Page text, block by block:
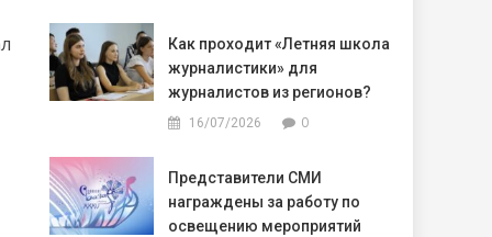
Как проходит «Летняя школа
журналистики» для
журналистов из регионов?
16/07/2026 0
Представители СМИ
награждены за работу по
освещению мероприятий